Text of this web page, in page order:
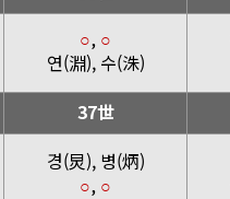
○, ○
연(淵), 수(洙)
37世
경(炅), 병(炳)
○, ○